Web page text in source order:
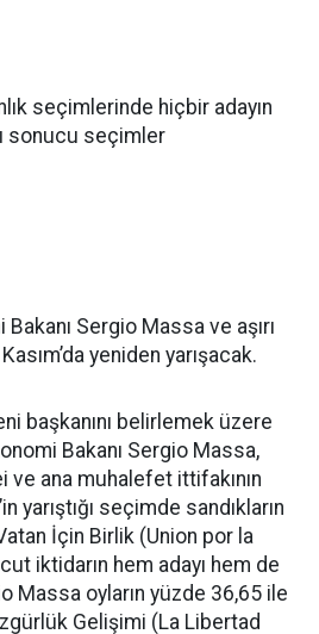
seçimlerinde hiçbir adayın
sonucu seçimler
Sergio Massa ve aşırı
yeniden yarışacak.
başkanını belirlemek üzere
Bakanı Sergio Massa,
ve ana muhalefet ittifakının
yarıştığı seçimde sandıkların
İçin Birlik (Union por la
iktidarın hem adayı hem de
Massa oyların yüzde 36,65 ile
Gelişimi (La Libertad